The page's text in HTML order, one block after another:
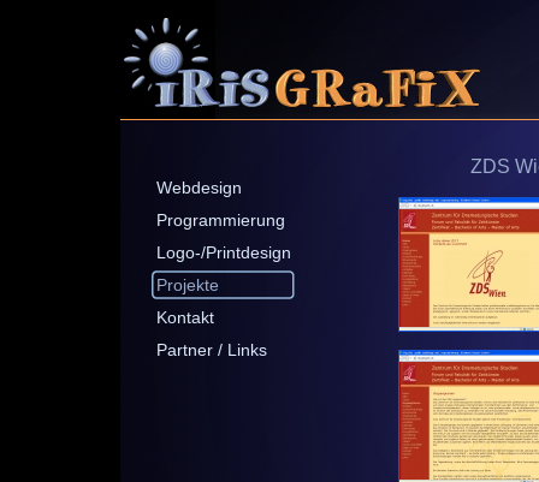
Webdesign
Programmierung
Logo-/Printdesign
Projekte
Kontakt
Partner / Links
ZDS